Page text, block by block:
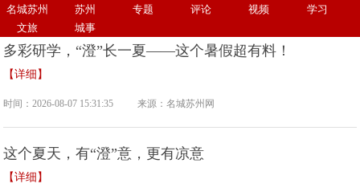
名城苏州 苏州 专题 评论 视频
学习
文旅
城事
首页> 城事
多彩研学，“澄”长一夏——这个暑假超有料！
【详细】
时间：2026-08-07 15:31:35 来源：名城苏州网
这个夏天，有“澄”意，更有凉意
【详细】